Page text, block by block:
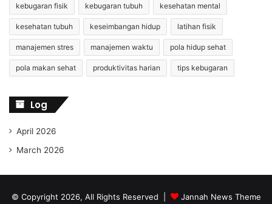
kebugaran fisik kebugaran tubuh kesehatan mental
kesehatan tubuh keseimbangan hidup latihan fisik
manajemen stres manajemen waktu pola hidup sehat
pola makan sehat produktivitas harian tips kebugaran
Log
April 2026
March 2026
© Copyright 2026, All Rights Reserved | Jannah News Theme